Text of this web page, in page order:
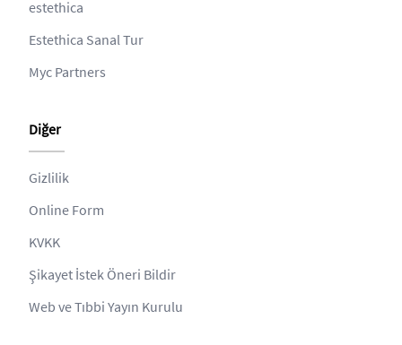
estethica
Estethica Sanal Tur
Myc Partners
Diğer
Gizlilik
Online Form
KVKK
Şikayet İstek Öneri Bildir
Web ve Tıbbi Yayın Kurulu